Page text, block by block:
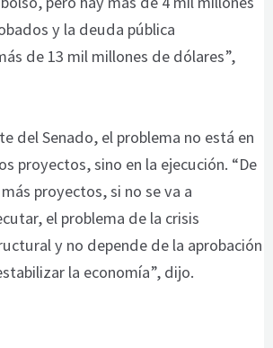
y la deuda pública
de 13 mil millones de dólares”,
del Senado, el problema no está en
proyectos, sino en la ejecución. “De
proyectos, si no se va a
el problema de la crisis
y no depende de la aprobación
la economía”, dijo.